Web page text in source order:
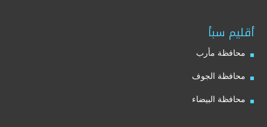
أقليم سبأ
محافظة مأرب
محافظة الجوف
محافظة البيضاء